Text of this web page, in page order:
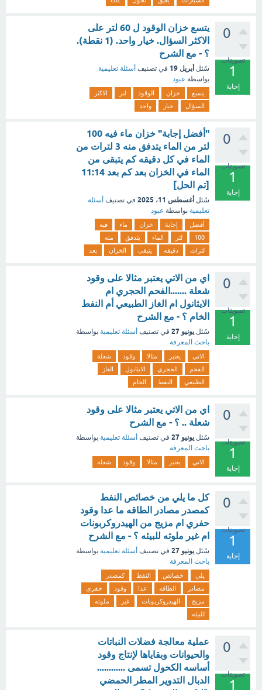
0
تصويتات
1
إجابة
يتسع خزان الوقود ل 60 لتر على
الاكثر السؤال. خيار واحد. (1 نقطة).
؟ - مع الشرح
سُئل أبريل 19 في تصنيف أسئلة تعليمية
بواسطة عبود
يتسع خزان الوقود لتر
الاكثر
السؤال
خيار واحد
0
تصويتات
1
إجابة
"أفضل إجابة" خزان ماء فيه 100
لتر من الماء يتدفق منه 3 لترات من
الماء في كل دقيقه كم يتبقى من
الماء في الخزان بعد كم بعد 11:14
[تم الحل]
سُئل أغسطس 11، 2025 في تصنيف أسئلة
تعليمية بواسطة عبود
أفضل إجابة خزان ماء
فيه
100
لتر الماء يتدفق
منه
لترات
دقيقه يتبقى الخزان بعد
0
تصويتات
1
إجابة
اي من الاتي يعتبر مثالا على وقود
شعلة .......الفحم الحجري ام
الايثانول ام الغاز الطبيعي أم النفط
الخام ؟ - مع الشرح
سُئل يونيو 27 في تصنيف أسئلة تعليمية بواسطة
باحث المعرفة
الاتي يعتبر مثالا وقود
شعلة
الفحم
الحجري الايثانول
الغاز
الطبيعي
النفط الخام
0
تصويتات
1
إجابة
اي من الاتي يعتبر مثالا على وقود
شعلة .. ؟ - مع الشرح
سُئل يونيو 27 في تصنيف أسئلة تعليمية بواسطة
باحث المعرفة
الاتي يعتبر مثالا وقود شعلة
0
تصويتات
1
إجابة
كل ما يلي من خصائص النفط
كمصدر مصادر الطاقه ما عدا وقود
حفري ام مزيج من الهيدروكربونات
ام غير ملوثه للبيئه ؟ - مع الشرح
سُئل يونيو 27 في تصنيف أسئلة تعليمية بواسطة
باحث المعرفة
يلي خصائص النفط
كمصدر
مصادر
الطاقه عدا وقود
حفري
مزيج
الهيدروكربونات غير
ملوثه
للبيئه
0
تصويتات
1
عملية معالجة فضلات النباتات
والحيوانات وبقاياها لإنتاج وقود
أساسه الكحول تسمى ............
الدبال التدوير المطر الحمضي